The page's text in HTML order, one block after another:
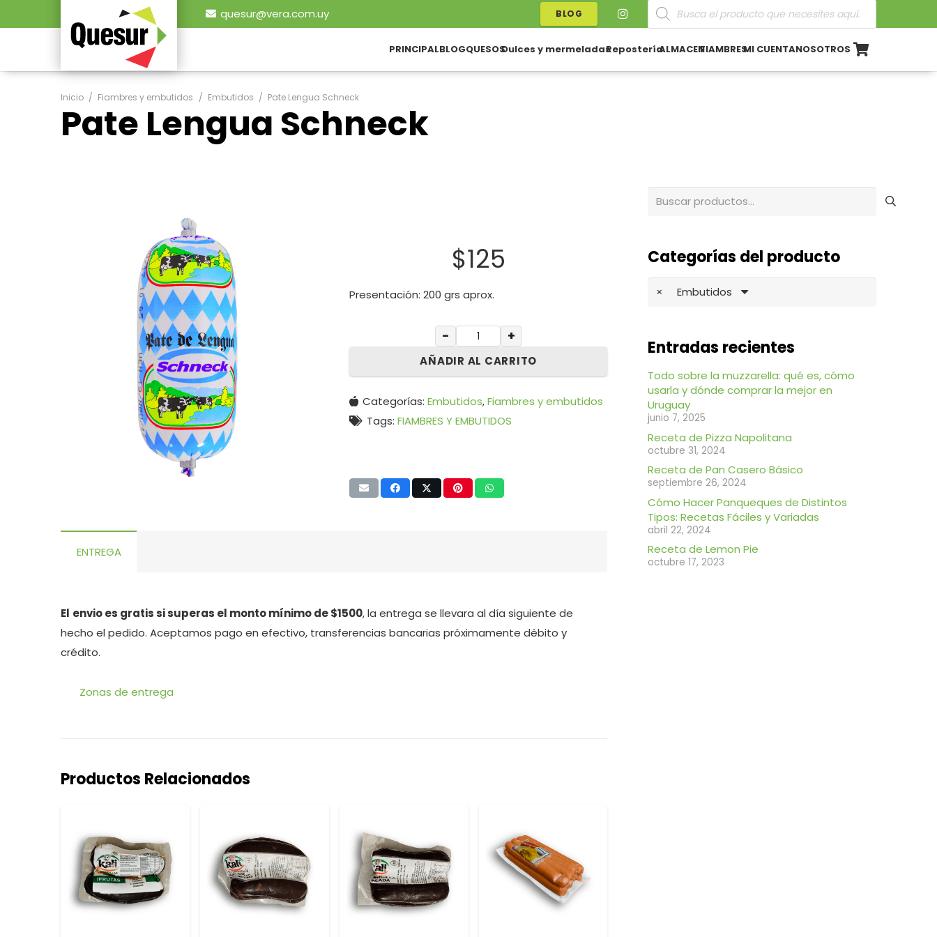
quesur@vera.com.uy BLOG
Búsqueda
de
productos
PRINCIPALBLOGQUESOSDulces y mermeladasReposteríaALMACENFIAMBRESMI CUENTANOSOTROS
Inicio / Fiambres y embutidos / Embutidos / Pate Lengua Schneck
Pate Lengua Schneck
$125
Presentación: 200 grs aprox.
− +
AÑADIR AL CARRITO
Categorías:Embutidos,Fiambres y embutidos
Tags:FIAMBRES Y EMBUTIDOS
ENTREGA
El envio es gratis si superas el monto mínimo de $1500, la entrega se llevara al día siguiente de
hecho el pedido. Aceptamos pago en efectivo, transferencias bancarias próximamente débito y
crédito.
Zonas de entrega
Productos Relacionados
Buscar
Categorías del producto
× Embutidos
Entradas recientes
Todo sobre la muzzarella: qué es, cómo
usarla y dónde comprar la mejor en
Uruguay
junio 7, 2025
Receta de Pizza Napolitana
octubre 31, 2024
Receta de Pan Casero Básico
septiembre 26, 2024
Cómo Hacer Panqueques de Distintos
Tipos: Recetas Fáciles y Variadas
abril 22, 2024
Receta de Lemon Pie
octubre 17, 2023